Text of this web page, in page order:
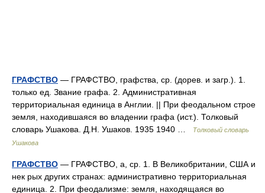
ГРАФСТВО — ГРАФСТВО, графства, ср. (дорев. и загр.). 1.
только ед. Звание графа. 2. Административная
территориальная единица в Англии. || При феодальном строе
земля, находившаяся во владении графа (ист.). Толковый
словарь Ушакова. Д.Н. Ушаков. 1935 1940 …
Толковый словарь
Ушакова
ГРАФСТВО — ГРАФСТВО, а, ср. 1. В Великобритании, США и
нек рых других странах: административно территориальная
единица. 2. При феодализме: земля, находящаяся во